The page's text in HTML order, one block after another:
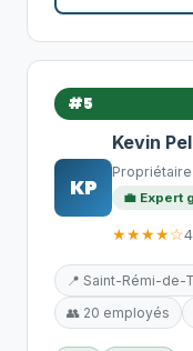
#5
KP
Kevin
💼 Expert
★★★★☆
📍 Saint-Rémi-de-
👥 20 employés